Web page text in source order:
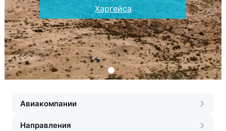
Харгейса
Авиакомпании
Направления